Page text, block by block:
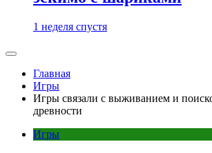
1 неделя спустя
Главная
Игры
Игры связали с выживанием и
древности
Игры